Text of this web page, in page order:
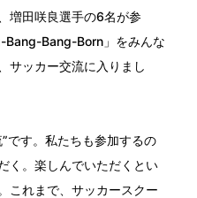
増田咲良選手の6名が参
Bang-Bang-Born」をみんな
サッカー交流に入りまし
です。私たちも参加するの
く。楽しんでいただくとい
これまで、サッカースクー